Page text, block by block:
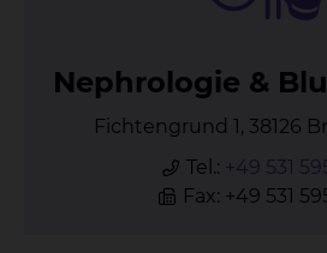
Ne­phro­lo­gie &
Fichtengrund 1, 38126
Tel.: +49 531
Fax: +49 531